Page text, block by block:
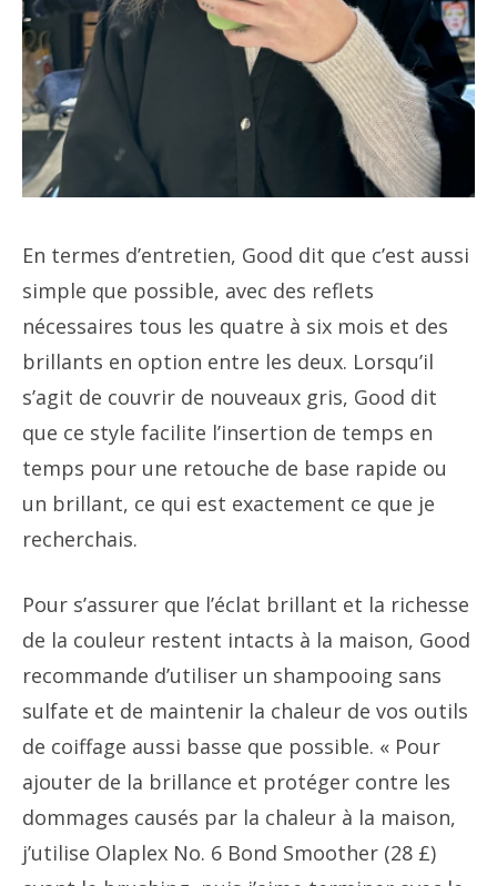
En termes d’entretien, Good dit que c’est aussi
simple que possible, avec des reflets
nécessaires tous les quatre à six mois et des
brillants en option entre les deux. Lorsqu’il
s’agit de couvrir de nouveaux gris, Good dit
que ce style facilite l’insertion de temps en
temps pour une retouche de base rapide ou
un brillant, ce qui est exactement ce que je
recherchais.
Pour s’assurer que l’éclat brillant et la richesse
de la couleur restent intacts à la maison, Good
recommande d’utiliser un shampooing sans
sulfate et de maintenir la chaleur de vos outils
de coiffage aussi basse que possible. « Pour
ajouter de la brillance et protéger contre les
dommages causés par la chaleur à la maison,
j’utilise Olaplex No. 6 Bond Smoother (28 £)